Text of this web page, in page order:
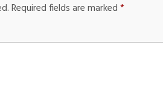
Required fields are marked*